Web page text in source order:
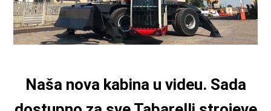
Naša nova kabina u videu. Sada